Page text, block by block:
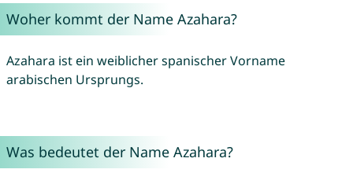
Woher kommt der Name Azahara?
Azahara ist ein weiblicher spanischer Vorname
arabischen Ursprungs.
Was bedeutet der Name Azahara?